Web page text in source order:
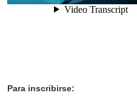
Para inscribirse: